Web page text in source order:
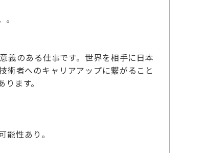
義のある仕事です。世界を相手に日本
術者へのキャリアアップに繋がること
ます。
性あり。